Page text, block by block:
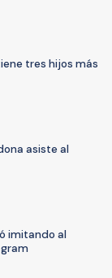
tres hijos más
asiste al
imitando al